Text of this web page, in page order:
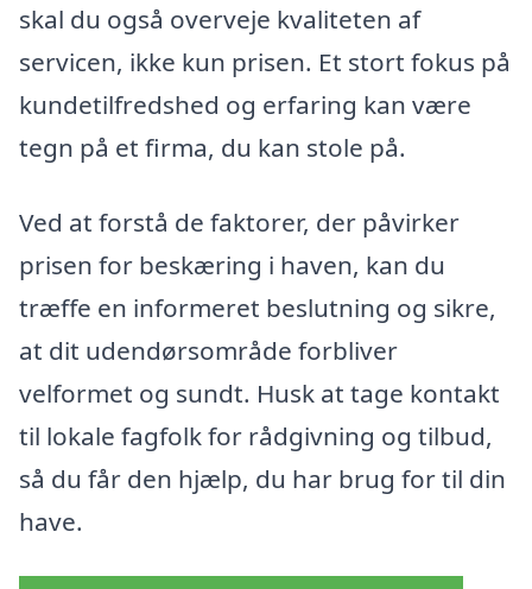
skal du også overveje kvaliteten af ​​
servicen, ikke kun prisen. Et stort fokus på
kundetilfredshed og erfaring kan være
tegn på et firma, du kan stole på.
Ved at forstå de faktorer, der påvirker
prisen for beskæring i haven, kan du
træffe en informeret beslutning og sikre,
at dit udendørsområde forbliver
velformet og sundt. Husk at tage kontakt
til lokale fagfolk for rådgivning og tilbud,
så du får den hjælp, du har brug for til din
have.